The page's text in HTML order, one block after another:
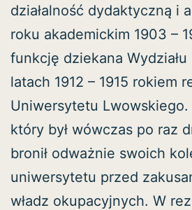
działalność dydaktyczną i
roku akademickim 1903 –
funkcję dziekana
latach 1912 – 1915 rokiem
Uniwersytetu Lwowskiego.
który był wówczas po raz
bronił odważnie swoich
uniwersytetu przed
władz okupacyjnych. W